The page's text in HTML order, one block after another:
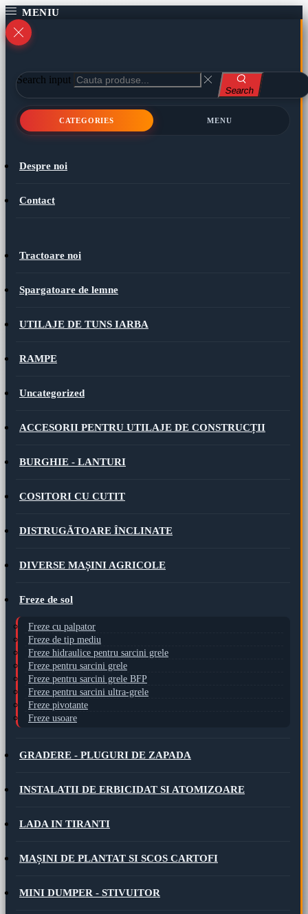
Search input
Search
CATEGORIES MENU
Despre noi
Contact
Tractoare noi
Spargatoare de lemne
UTILAJE DE TUNS IARBA
RAMPE
Uncategorized
ACCESORII PENTRU UTILAJE DE CONSTRUCȚII
BURGHIE - LANTURI
COSITORI CU CUTIT
DISTRUGĂTOARE ÎNCLINATE
DIVERSE MAȘINI AGRICOLE
Freze de sol
Freze cu palpator
Freze de tip mediu
Freze hidraulice pentru sarcini grele
Freze pentru sarcini grele
Freze pentru sarcini grele BFP
Freze pentru sarcini ultra-grele
Freze pivotante
Freze usoare
GRADERE - PLUGURI DE ZAPADA
INSTALATII DE ERBICIDAT SI ATOMIZOARE
LADA IN TIRANTI
MAȘINI DE PLANTAT SI SCOS CARTOFI
MINI DUMPER - STIVUITOR